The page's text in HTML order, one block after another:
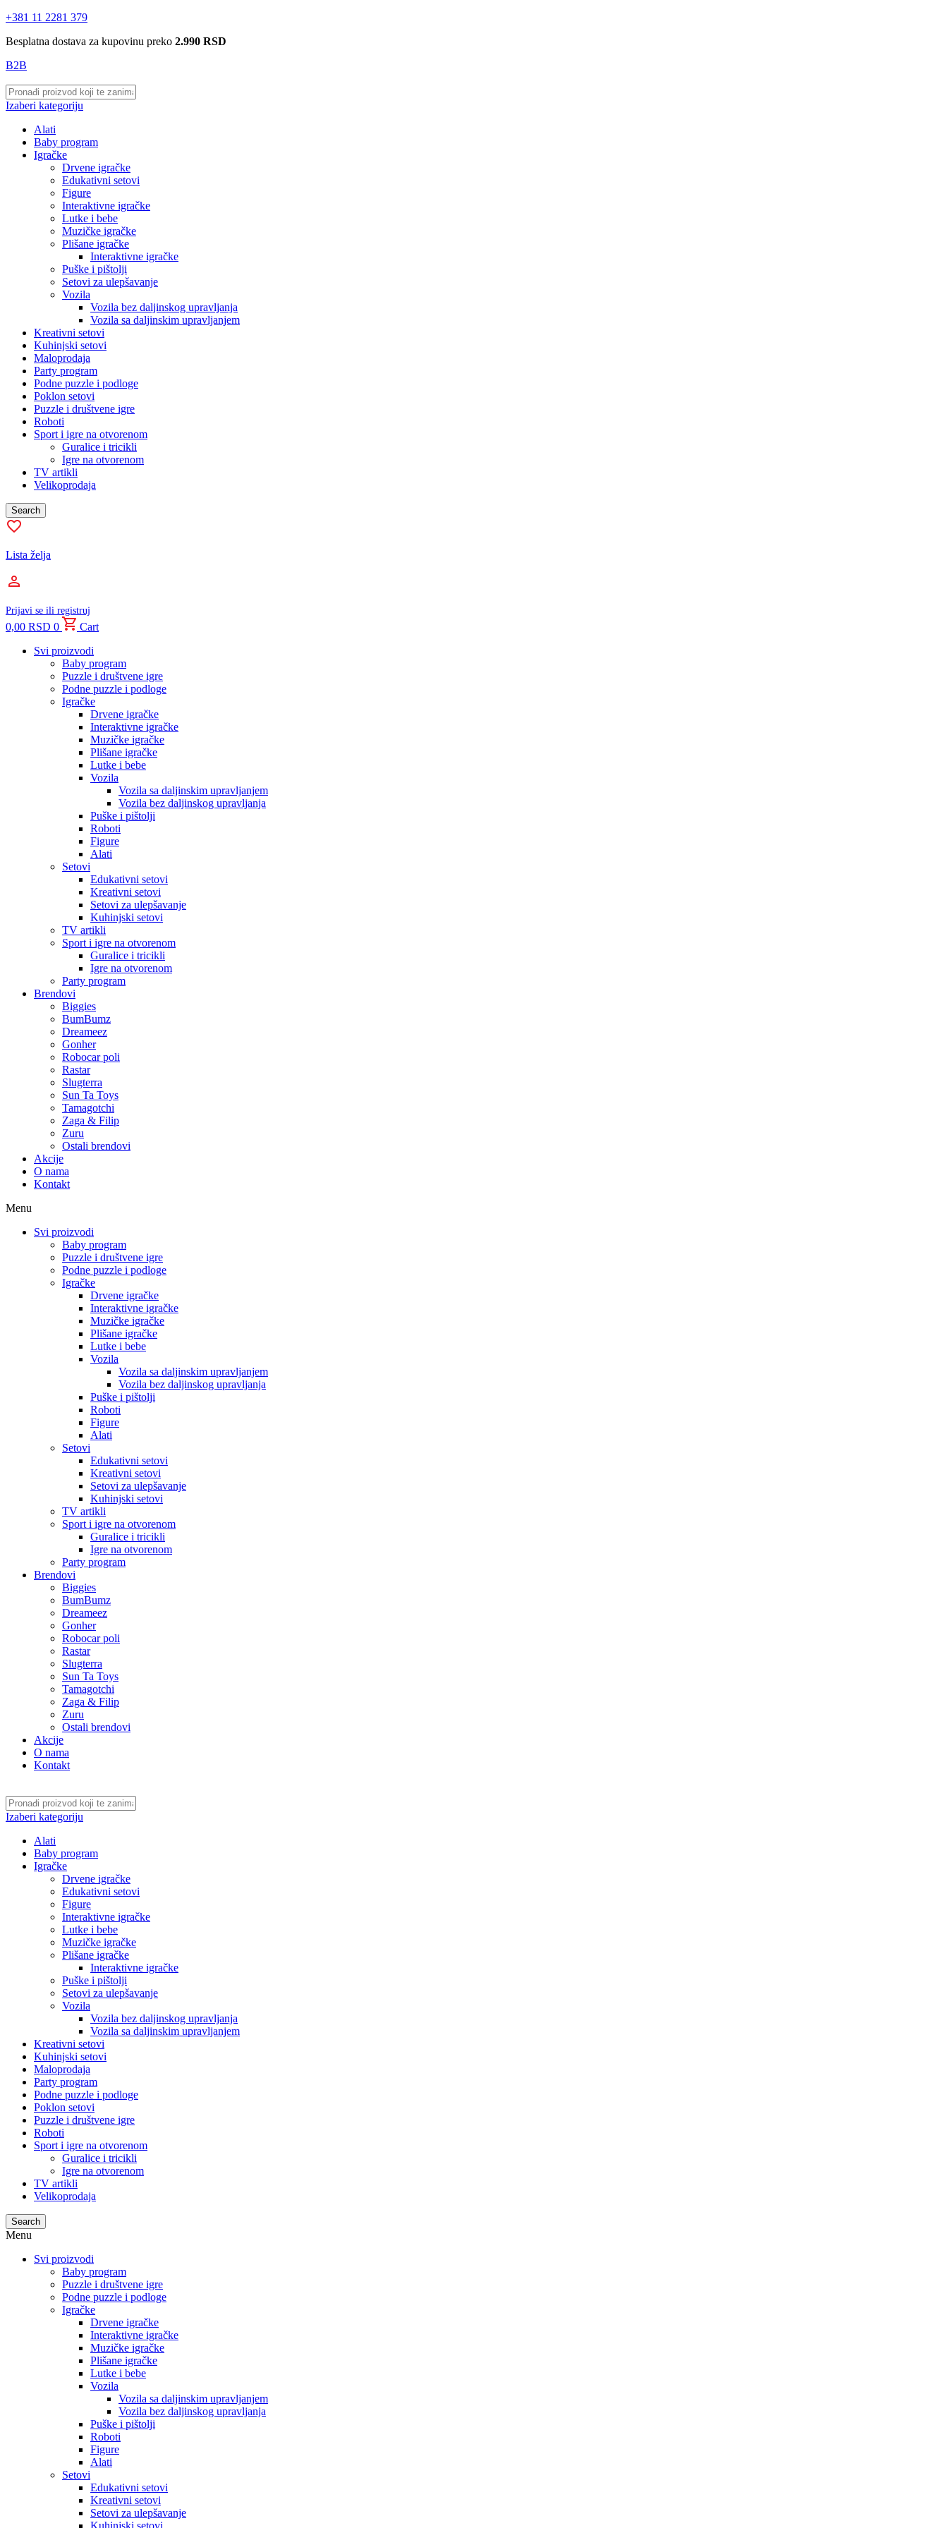
+381 11 2281 379
Besplatna dostava za kupovinu preko 2.990 RSD
B2B
Izaberi kategoriju
Alati
Baby program
Igračke
Drvene igračke
Edukativni setovi
Figure
Interaktivne igračke
Lutke i bebe
Muzičke igračke
Plišane igračke
Interaktivne igračke
Puške i pištolji
Setovi za ulepšavanje
Vozila
Vozila bez daljinskog upravljanja
Vozila sa daljinskim upravljanjem
Kreativni setovi
Kuhinjski setovi
Maloprodaja
Party program
Podne puzzle i podloge
Poklon setovi
Puzzle i društvene igre
Roboti
Sport i igre na otvorenom
Guralice i tricikli
Igre na otvorenom
TV artikli
Velikoprodaja
Search
Lista želja
Prijavi se ili registruj
0,00 RSD 0
Cart
Svi proizvodi
Baby program
Puzzle i društvene igre
Podne puzzle i podloge
Igračke
Drvene igračke
Interaktivne igračke
Muzičke igračke
Plišane igračke
Lutke i bebe
Vozila
Vozila sa daljinskim upravljanjem
Vozila bez daljinskog upravljanja
Puške i pištolji
Roboti
Figure
Alati
Setovi
Edukativni setovi
Kreativni setovi
Setovi za ulepšavanje
Kuhinjski setovi
TV artikli
Sport i igre na otvorenom
Guralice i tricikli
Igre na otvorenom
Party program
Brendovi
Biggies
BumBumz
Dreameez
Gonher
Robocar poli
Rastar
Slugterra
Sun Ta Toys
Tamagotchi
Zaga & Filip
Zuru
Ostali brendovi
Akcije
O nama
Kontakt
Menu
Svi proizvodi
Baby program
Puzzle i društvene igre
Podne puzzle i podloge
Igračke
Drvene igračke
Interaktivne igračke
Muzičke igračke
Plišane igračke
Lutke i bebe
Vozila
Vozila sa daljinskim upravljanjem
Vozila bez daljinskog upravljanja
Puške i pištolji
Roboti
Figure
Alati
Setovi
Edukativni setovi
Kreativni setovi
Setovi za ulepšavanje
Kuhinjski setovi
TV artikli
Sport i igre na otvorenom
Guralice i tricikli
Igre na otvorenom
Party program
Brendovi
Biggies
BumBumz
Dreameez
Gonher
Robocar poli
Rastar
Slugterra
Sun Ta Toys
Tamagotchi
Zaga & Filip
Zuru
Ostali brendovi
Akcije
O nama
Kontakt
Izaberi kategoriju
Alati
Baby program
Igračke
Drvene igračke
Edukativni setovi
Figure
Interaktivne igračke
Lutke i bebe
Muzičke igračke
Plišane igračke
Interaktivne igračke
Puške i pištolji
Setovi za ulepšavanje
Vozila
Vozila bez daljinskog upravljanja
Vozila sa daljinskim upravljanjem
Kreativni setovi
Kuhinjski setovi
Maloprodaja
Party program
Podne puzzle i podloge
Poklon setovi
Puzzle i društvene igre
Roboti
Sport i igre na otvorenom
Guralice i tricikli
Igre na otvorenom
TV artikli
Velikoprodaja
Search
Menu
Svi proizvodi
Baby program
Puzzle i društvene igre
Podne puzzle i podloge
Igračke
Drvene igračke
Interaktivne igračke
Muzičke igračke
Plišane igračke
Lutke i bebe
Vozila
Vozila sa daljinskim upravljanjem
Vozila bez daljinskog upravljanja
Puške i pištolji
Roboti
Figure
Alati
Setovi
Edukativni setovi
Kreativni setovi
Setovi za ulepšavanje
Kuhinjski setovi